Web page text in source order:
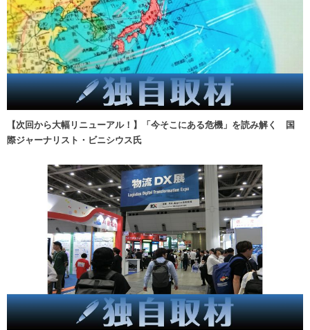
【次回から大幅リニューアル！】「今そこにある危機」を読み解く 国
際ジャーナリスト・ビニシウス氏